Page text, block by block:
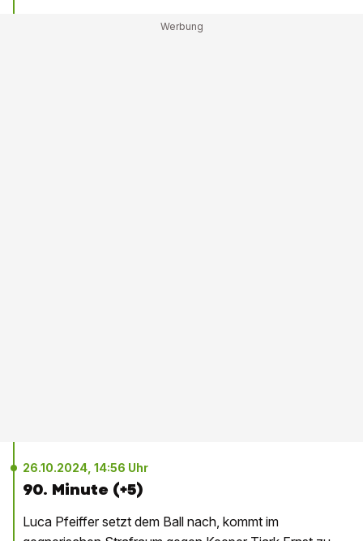
26.10.2024, 14:56 Uhr
90. Minute (+5)
Luca Pfeiffer setzt dem Ball nach, kommt im